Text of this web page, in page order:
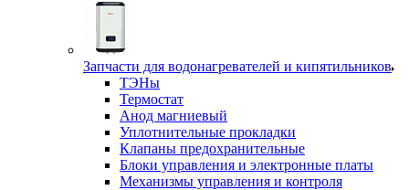
Запчасти для водонагревателей и кипятильников
ТЭНы
Термостат
Анод магниевый
Уплотнительные прокладки
Клапаны предохранительные
Блоки управления и электронные платы
Механизмы управления и контроля